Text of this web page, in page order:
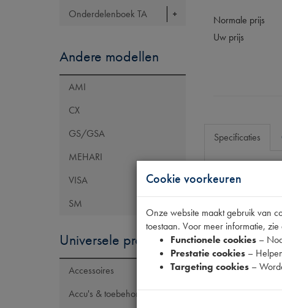
Onderdelenboek TA
Andere modellen
AMI
CX
GS/GSA
MEHARI
VISA
SM
Universele producten
Accessoires
Accu's & toebehoren
Normale prijs
Uw prijs
Specificaties
Eigenschappen
Codes
Maten
Cookie voorkeuren
Onze website maakt gebruik van
toestaan. Voor meer informatie,
Functionele cookies –
Prestatie cookies –
Targeting cookies –